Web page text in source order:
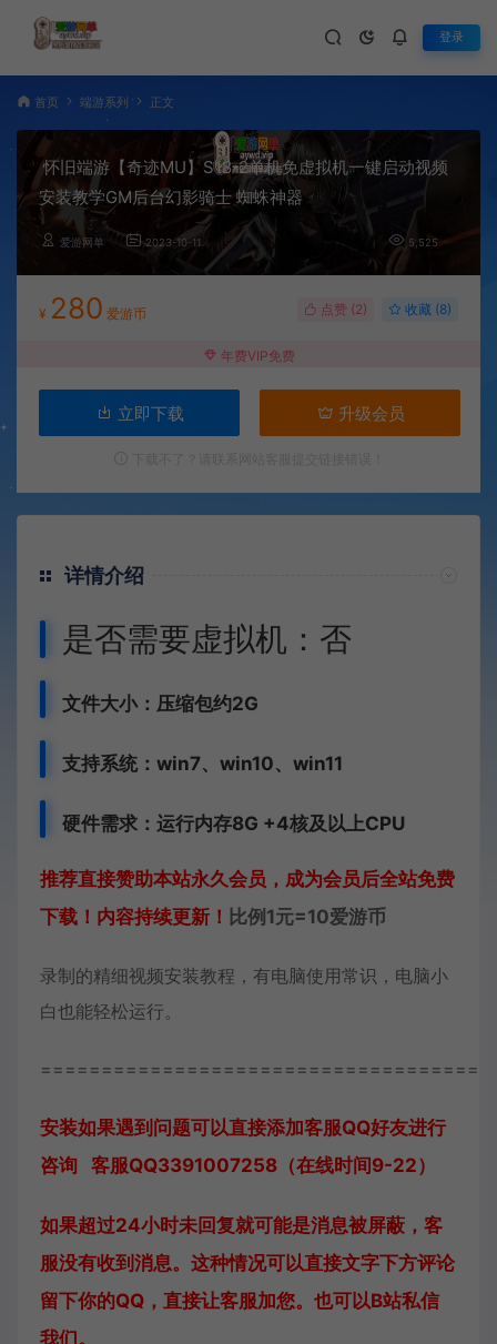
登录
首页 端游系列 正文
怀旧端游【奇迹MU】S18-2单机免虚拟机一键启动视频
安装教学GM后台幻影骑士 蜘蛛神器
爱游网单 2023-10-11 5,525
¥ 280 爱游币 点赞 (2) 收藏 (8)
年费VIP免费
立即下载 升级会员
详情介绍
是否需要虚拟机：否
文件大小：压缩包约2G
支持系统：win7、win10、win11
硬件需求：运行内存8G +4核及以上CPU
推荐直接赞助本站永久会员，成为会员后全站免费
下载！内容持续更新！ 比例1元=10爱游币
录制的精细视频安装教程，有电脑使用常识，电脑小
白也能轻松运行。
安装如果遇到问题可以直接添加客服QQ好友进行
咨询 客服QQ3391007258（在线时间9-22）
如果超过24小时未回复就可能是消息被屏蔽，客
服没有收到消息。这种情况可以直接文字下方评论
留下你的QQ，直接让客服加您。也可以B站私信
我们。